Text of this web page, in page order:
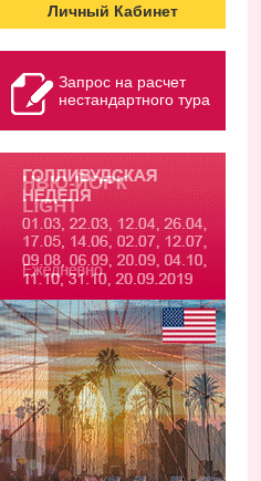
Личный Кабинет
Запрос на расчет
нестандартного тура